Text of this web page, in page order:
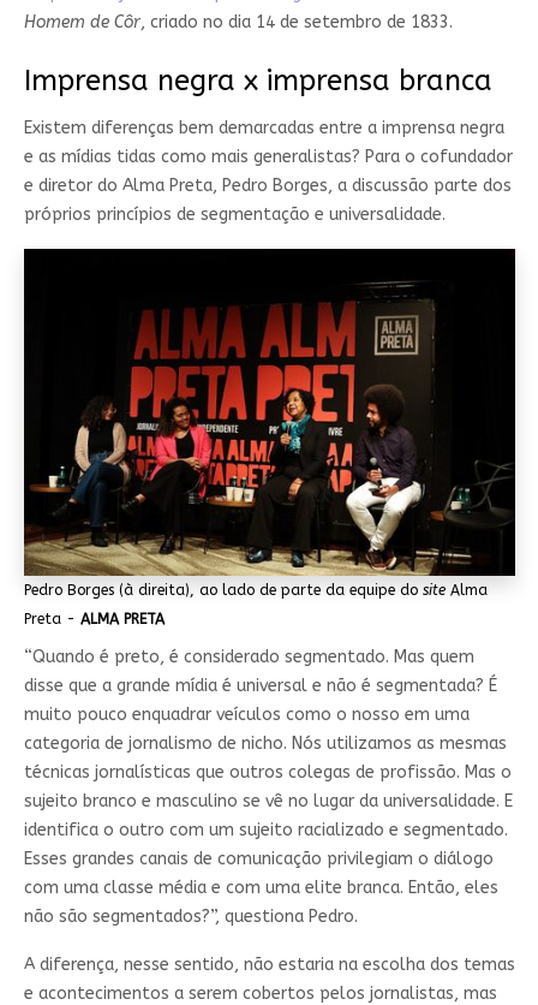
Homem de Côr, criado no dia 14 de setembro de 1833.
Imprensa negra x imprensa branca
Existem diferenças bem demarcadas entre a imprensa negra
e as mídias tidas como mais generalistas? Para o cofundador
e diretor do Alma Preta, Pedro Borges, a discussão parte dos
próprios princípios de segmentação e universalidade.
Pedro Borges (à direita), ao lado de parte da equipe do site Alma
Preta - ALMA PRETA
“Quando é preto, é considerado segmentado. Mas quem
disse que a grande mídia é universal e não é segmentada? É
muito pouco enquadrar veículos como o nosso em uma
categoria de jornalismo de nicho. Nós utilizamos as mesmas
técnicas jornalísticas que outros colegas de profissão. Mas o
sujeito branco e masculino se vê no lugar da universalidade. E
identifica o outro com um sujeito racializado e segmentado.
Esses grandes canais de comunicação privilegiam o diálogo
com uma classe média e com uma elite branca. Então, eles
não são segmentados?”, questiona Pedro.
A diferença, nesse sentido, não estaria na escolha dos temas
e acontecimentos a serem cobertos pelos jornalistas, mas